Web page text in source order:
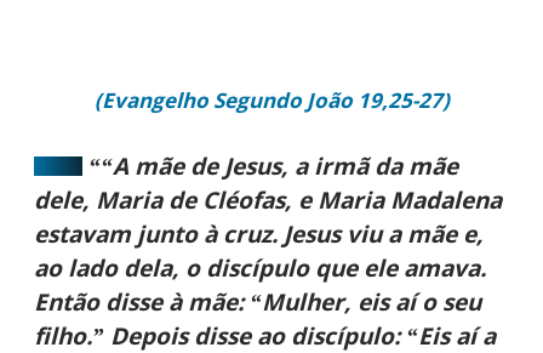
(Evangelho Segundo João 19,25-27)
““A mãe de Jesus, a irmã da mãe
dele, Maria de Cléofas, e Maria Madalena
estavam junto à cruz. Jesus viu a mãe e,
ao lado dela, o discípulo que ele amava.
Então disse à mãe: “Mulher, eis aí o seu
filho.” Depois disse ao discípulo: “Eis aí a